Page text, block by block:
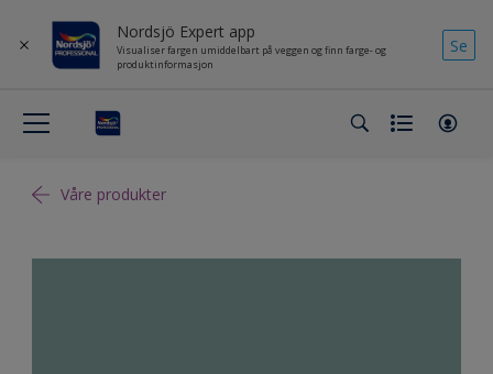
Nordsjö Expert app
Visualiser fargen umiddelbart på veggen og finn farge- og
produktinformasjon
Se
Våre produkter